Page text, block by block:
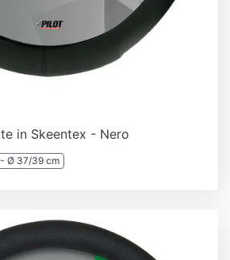
in Skeentex - Nero
Ø 37/39 cm